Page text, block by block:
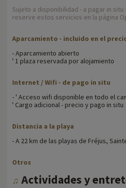
Sujeto a disponibilidad - a pagar in
reserve estos servicios en la página
Aparcamiento - incluido en el
- Aparcamiento abierto
' 1 plaza reservada por alojamiento
Internet / Wifi - de pago in situ
- ' Acceso wifi disponible en todo el
' Cargo adicional - precio y pago in situ
Distancia a la playa
- A 22 km de las playas de Fréjus,
Otros
♫ Actividades y